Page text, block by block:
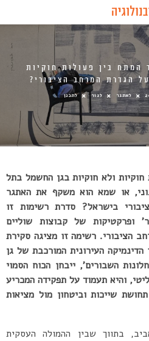
המתח בין פעולות חוקיות
הגדרת המרחב הציבורי?
לאתגר לגור לתכנן
ולא חוקיות בגן החשמל בתל
או שמא הוא משקף את האתגר
בישראל? סדרת רשימות זו
ופרקטיקות של קבוצות שוליים
הציבורי. רשימה זו מציגה סקירת
העירונית המורכבת של גן
השבורים’, ייבחן הכוח הסמוי
והיא תעמוד על תפקידה המכריע
שייכות וביטחון מול מציאות
בתווך שבין ההמולה העסקית